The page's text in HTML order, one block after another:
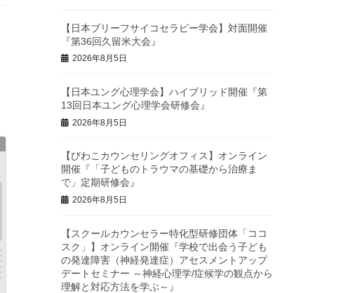
【日本ブリーフサイコセラピー学会】対面開催
『第36回久留米大会』
2026年8月5日
【日本ユング心理学会】ハイブリッド開催『第
13回日本ユング心理学会研修会』
2026年8月5日
【びわこカウンセリングオフィス】オンライン
開催『「子どものトラウマの基礎から治療ま
で」定期研修会』
2026年8月5日
【スクールカウンセラー特化型研修団体「ココ
スク」】オンライン開催『学校で出会う子ども
の発達障害（神経発達症）アセスメントアップ
デートセミナー ～神経心理学/症候学の観点から
理解と対応方法を学ぶ～』